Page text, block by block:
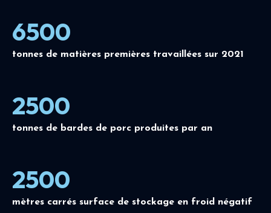
6500
tonnes de matières premières travaillées sur 2021
2500
tonnes de bardes de porc produites par an
2500
mètres carrés surface de stockage en froid négatif